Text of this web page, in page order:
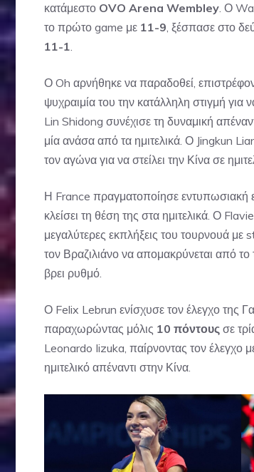
κατάμεστο OVO Arena Wembley. Ο
το πρώτο game με 11-9, ξέσπασε στο
11-1.
Ο Oh αρνήθηκε να παραδοθεί,
ψυχραιμία του την κατάλληλη στιγμή για
Lin Shidong συνέχισε τη δυναμική
μία ανάσα από τα ημιτελικά. Ο Jingkun
τον αγώνα για να στείλει την Κίνα σε
Η France πραγματοποίησε εντυπωσιακή
κλείσει τη θέση της στα ημιτελικά. Ο
μεγαλύτερες εκπλήξεις του τουρνουά
τον Βραζιλιάνο να απομακρύνεται από το
βρει ρυθμό.
Ο Felix Lebrun ενίσχυσε τον έλεγχο της
παραχωρώντας μόλις 10 πόντους σε
Leonardo Iizuka, παίρνοντας τον έλεγχο
ημιτελικό απέναντι στην Κίνα.